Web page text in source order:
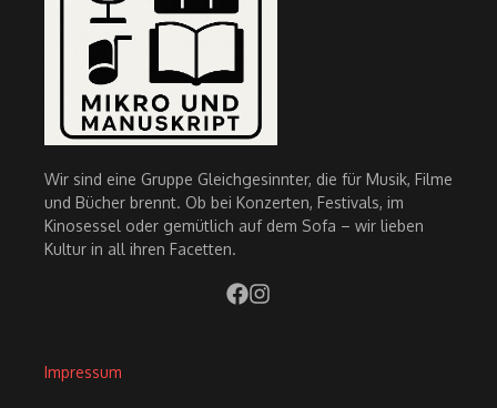
Wir sind eine Gruppe Gleichgesinnter, die für Musik, Filme
und Bücher brennt. Ob bei Konzerten, Festivals, im
Kinosessel oder gemütlich auf dem Sofa – wir lieben
Kultur in all ihren Facetten.
Impressum